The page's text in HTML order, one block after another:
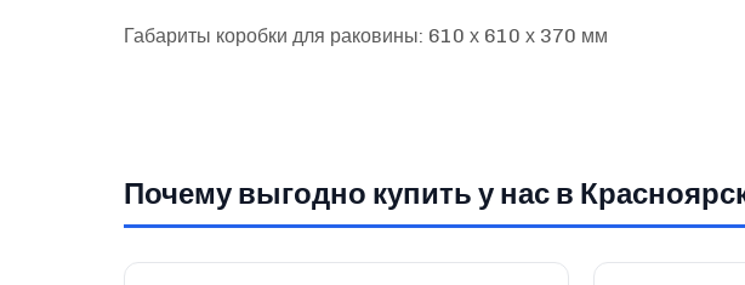
Габариты коробки для раковины: 610 х 610 х 370 мм
Почему выгодно купить у нас в